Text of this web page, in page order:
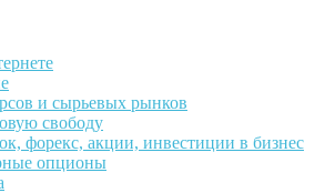
и сырьевых рынков
свободу
форекс, акции, инвестиции в бизнес
опционы